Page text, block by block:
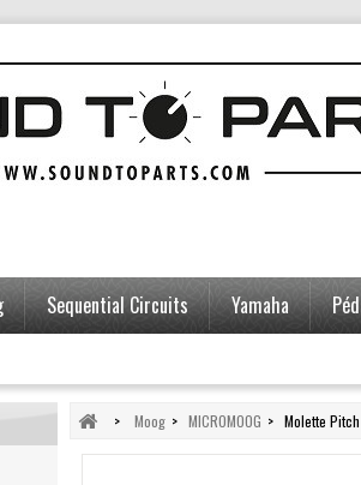
Sequential Circuits Yamaha
> Moog > MICROMOOG > Molette